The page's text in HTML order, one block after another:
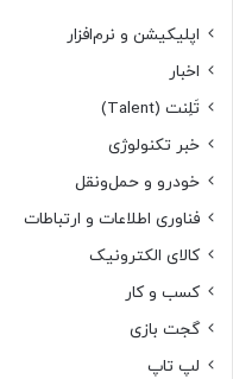
اپلیکیشن و نرم‌افزار
اخبار
تَلِنت (Talent)
خبر تکنولوژی
خودرو و حمل‌و‌نقل
فناوری اطلاعات و ارتباطات
کالای الکترونیک
کسب و کار
گجت بازی
لپ تاپ